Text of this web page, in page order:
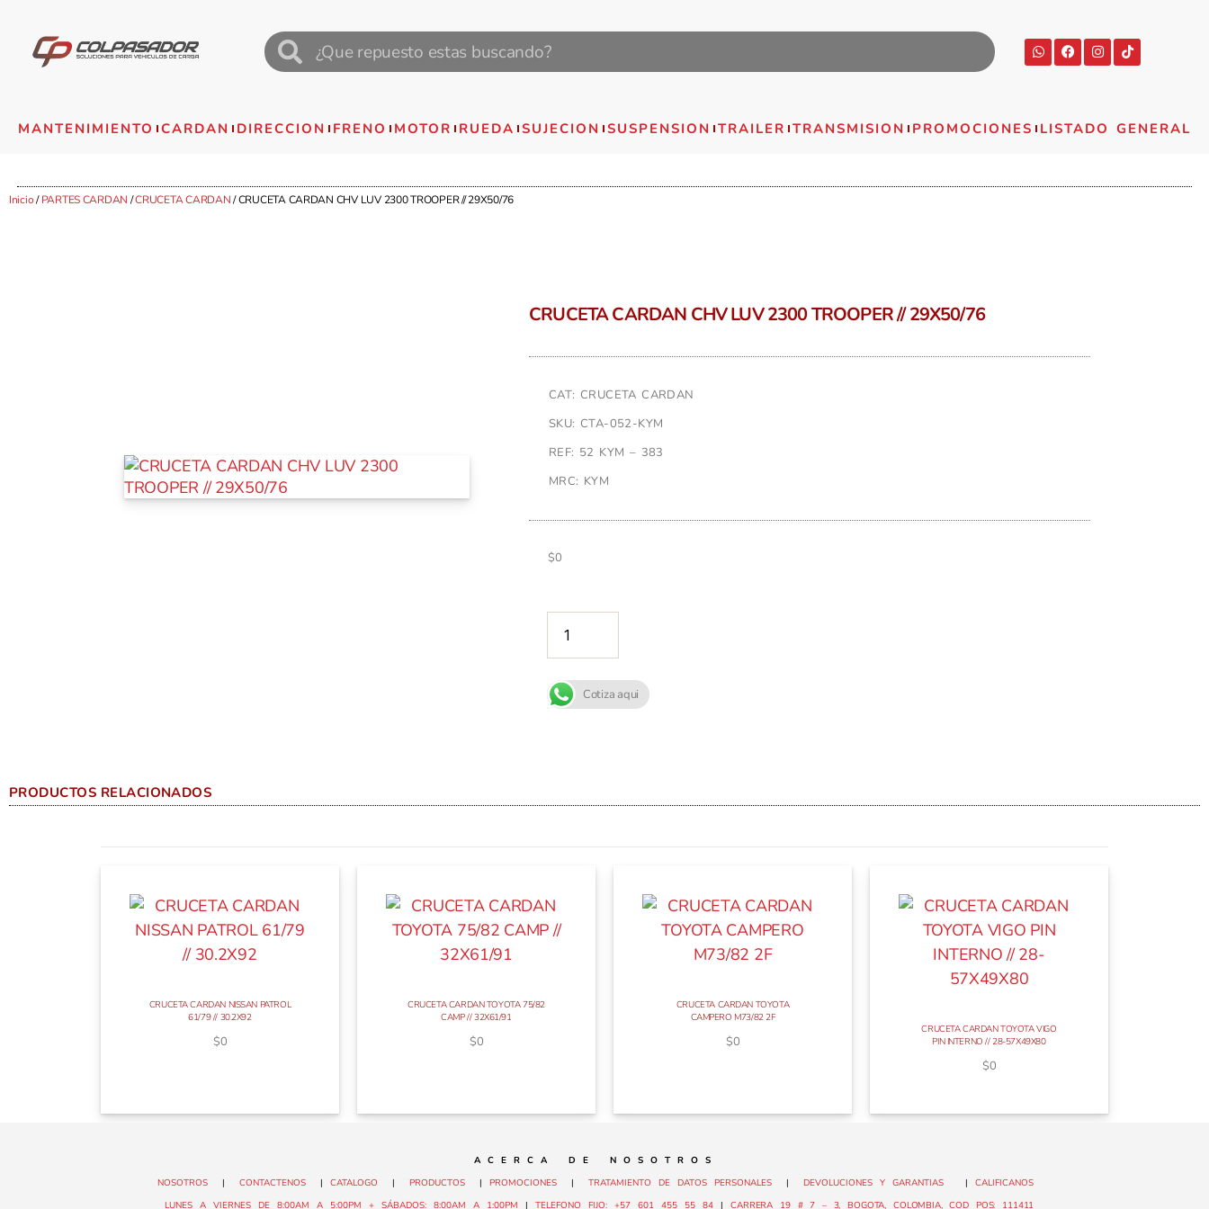
MANTENIMIENTO CARDAN DIRECCION FRENO MOTOR RUEDA SUJECION SUSPENSION TRAILER TRANSMISION PROMOCIONES LISTADO GENERAL
Inicio/PARTES CARDAN /CRUCETA CARDAN/ CRUCETA CARDAN CHV LUV 2300 TROOPER // 29X50/76
CRUCETA CARDAN CHV LUV 2300 TROOPER // 29X50/76
CAT: CRUCETA CARDAN
SKU: CTA-052-KYM
REF: 52 KYM – 383
MRC: KYM
$0
Cotiza aqui
PRODUCTOS RELACIONADOS
CRUCETA CARDAN NISSAN PATROL
61/79 // 30.2X92
$0
CRUCETA CARDAN TOYOTA 75/82
CAMP // 32X61/91
$0
CRUCETA CARDAN TOYOTA
CAMPERO M73/82 2F
$0
CRUCETA CARDAN TOYOTA VIGO
PIN INTERNO // 28-57X49X80
$0
A C E R C A D E N O S O T R O S
NOSOTROS |CONTACTENOS |CATALOGO |PRODUCTOS |PROMOCIONES |TRATAMIENTO DE DATOS PERSONALES |DEVOLUCIONES Y GARANTIAS |CALIFICANOS
LUNES A VIERNES DE 8:00AM A 5:00PM + SÁBADOS: 8:00AM A 1:00PM |TELEFONO FIJO: +57 601 455 55 84 |CARRERA 19 # 7 – 3, BOGOTA, COLOMBIA, COD POS: 111411